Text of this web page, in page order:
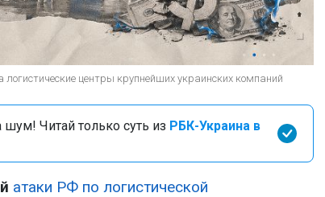
центры крупнейших украинских компаний
шум! Читай только суть из РБК-Украина в
атаки РФ по логистической